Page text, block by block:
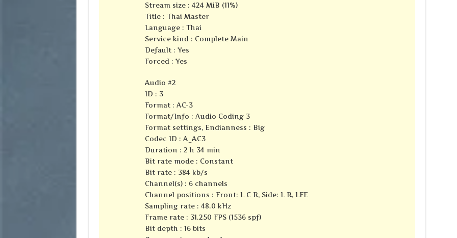
Stream size : 424 MiB (11%)
Title : Thai Master
Language : Thai
Service kind : Complete Main
Default : Yes
Forced : Yes
Audio #2
ID : 3
Format : AC-3
Format/Info : Audio Coding 3
Format settings, Endianness : Big
Codec ID : A_AC3
Duration : 2 h 34 min
Bit rate mode : Constant
Bit rate : 384 kb/s
Channel(s) : 6 channels
Channel positions : Front: L C R, Side: L R, LFE
Sampling rate : 48.0 kHz
Frame rate : 31.250 FPS (1536 spf)
Bit depth : 16 bits